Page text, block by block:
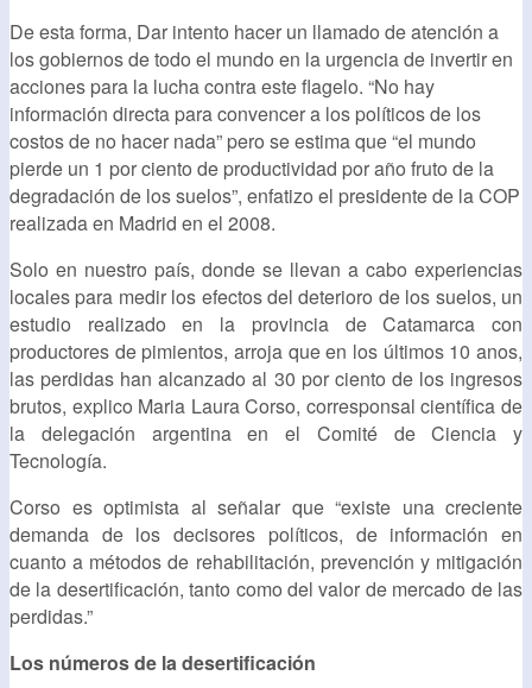
De esta forma, Dar intento hacer un llamado de atención a
los gobiernos de todo el mundo en la urgencia de invertir en
acciones para la lucha contra este flagelo. “No hay
información directa para convencer a los políticos de los
costos de no hacer nada” pero se estima que “el mundo
pierde un 1 por ciento de productividad por año fruto de la
degradación de los suelos”, enfatizo el presidente de la COP
realizada en Madrid en el 2008.
Solo en nuestro país, donde se llevan a cabo experiencias
locales para medir los efectos del deterioro de los suelos, un
estudio realizado en la provincia de Catamarca con
productores de pimientos, arroja que en los últimos 10 anos,
las perdidas han alcanzado al 30 por ciento de los ingresos
brutos, explico Maria Laura Corso, corresponsal científica de
la delegación argentina en el Comité de Ciencia y
Tecnología.
Corso es optimista al señalar que “existe una creciente
demanda de los decisores políticos, de información en
cuanto a métodos de rehabilitación, prevención y mitigación
de la desertificación, tanto como del valor de mercado de las
perdidas.”
Los números de la desertificación